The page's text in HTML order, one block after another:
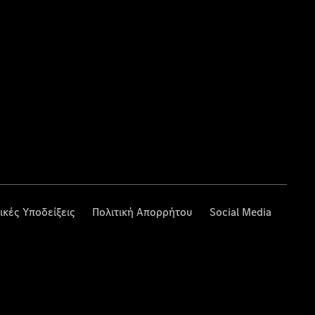
Υποδείξεις Πολιτική Απορρήτου Social Media